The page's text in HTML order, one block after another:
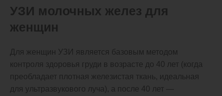
УЗИ молочных желез для
женщин
Для женщин УЗИ является базовым методом
контроля здоровья груди в возрасте до 40 лет (когда
преобладает плотная железистая ткань, идеальная
для ультразвукового луча), а после 40 лет —